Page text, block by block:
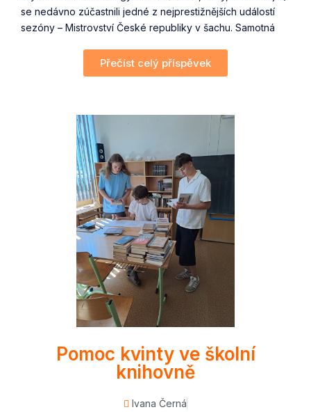
se nedávno zúčastnili jedné z nejprestižnějších událostí
sezóny – Mistrovství České republiky v šachu. Samotná
Přečíst celý příspěvek
Pomoc kvinty ve školní
knihovně
Ivana Černá